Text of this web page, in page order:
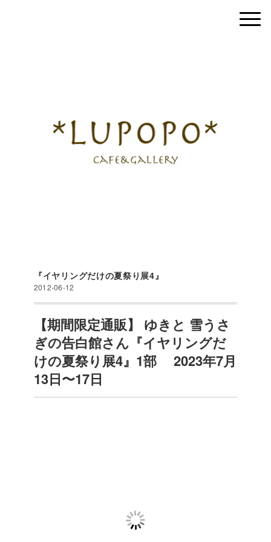
『イヤリングだけの夏祭り展4』
2012-06-12
【期間限定通販】 ゆきと 雪うさ
ぎの告白館さん『イヤリングだ
けの夏祭り展4』1部 2023年7月
13日〜17日